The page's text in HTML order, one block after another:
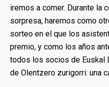
iremos a comer. Durante la
sorpresa, haremos como
sorteo en el que los
premio, y como los años
todos los socios de Euskal
de Olentzero zurigorri: una